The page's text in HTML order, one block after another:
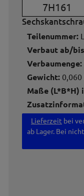
7H161
Teilenummer:
Verbaut ab/
Verbaumenge:
Gewicht: 0,060
Maße (L*B*H)
Lieferzeit bei
ab Lager. Bei